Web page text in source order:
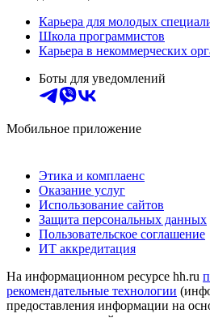
Карьера для молодых
Школа программистов
Карьера в некоммерческих
Боты для уведомлений
Мобильное приложение
Этика и комплаенс
Оказание услуг
Использование сайтов
Защита персональных данных
Пользовательское соглашение
ИТ аккредитация
На информационном ресурсе hh.ru
рекомендательные технологии
предоставления информации на